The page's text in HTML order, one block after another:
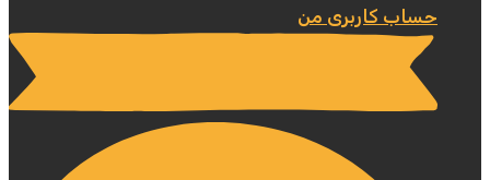
حساب کاربری من